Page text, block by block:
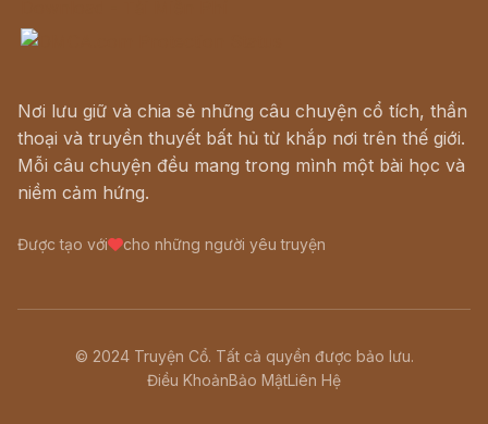
Nơi lưu giữ và chia sẻ những câu chuyện cổ tích, thần
thoại và truyền thuyết bất hủ từ khắp nơi trên thế giới.
Mỗi câu chuyện đều mang trong mình một bài học và
niềm cảm hứng.
Được tạo với cho những người yêu truyện
© 2024 Truyện Cổ. Tất cả quyền được bảo lưu.
Điều KhoảnBảo MậtLiên Hệ